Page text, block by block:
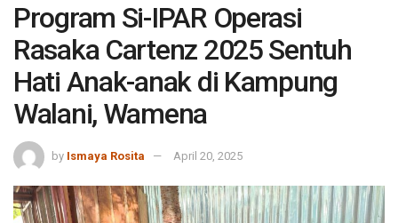
Program Si-IPAR Operasi
Rasaka Cartenz 2025 Sentuh
Hati Anak-anak di Kampung
Walani, Wamena
by Ismaya Rosita April 20, 2025